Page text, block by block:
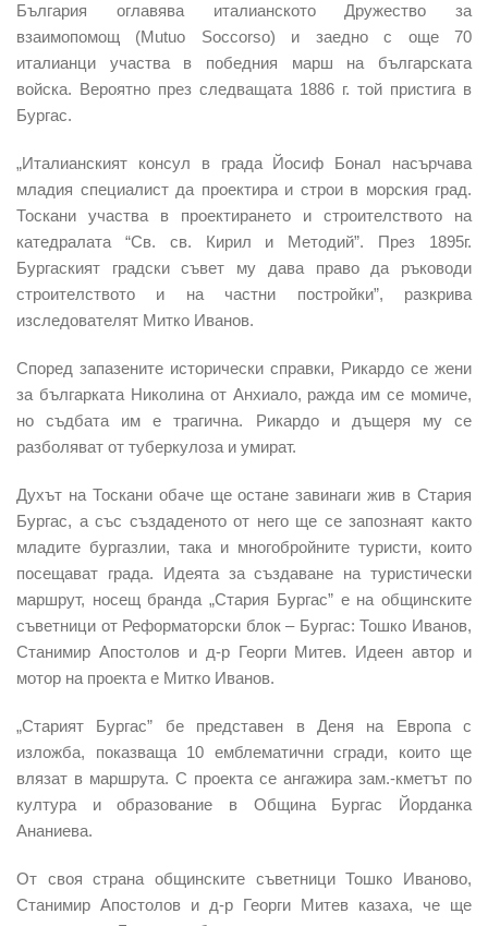
България оглавява италианското Дружество за
взаимопомощ (Mutuo Soccorso) и заедно с още 70
италианци участва в победния марш на българската
войска. Вероятно през следващата 1886 г. той пристига в
Бургас.
„Италианският консул в града Йосиф Бонал насърчава
младия специалист да проектира и строи в морския град.
Тоскани участва в проектирането и строителството на
катедралата “Св. св. Кирил и Методий”. През 1895г.
Бургаският градски съвет му дава право да ръководи
строителството и на частни постройки”, разкрива
изследователят Митко Иванов.
Според запазените исторически справки, Рикардо се жени
за българката Николина от Анхиало, ражда им се момиче,
но съдбата им е трагична. Рикардо и дъщеря му се
разболяват от туберкулоза и умират.
Духът на Тоскани обаче ще остане завинаги жив в Стария
Бургас, а със създаденото от него ще се запознаят както
младите бургазлии, така и многобройните туристи, които
посещават града. Идеята за създаване на туристически
маршрут, носещ бранда „Стария Бургас” е на общинските
съветници от Реформаторски блок – Бургас: Тошко Иванов,
Станимир Апостолов и д-р Георги Митев. Идеен автор и
мотор на проекта е Митко Иванов.
„Старият Бургас” бе представен в Деня на Европа с
изложба, показваща 10 емблематични сгради, които ще
влязат в маршрута. С проекта се ангажира зам.-кметът по
култура и образование в Община Бургас Йорданка
Ананиева.
От своя страна общинските съветници Тошко Иваново,
Станимир Апостолов и д-р Георги Митев казаха, че ще